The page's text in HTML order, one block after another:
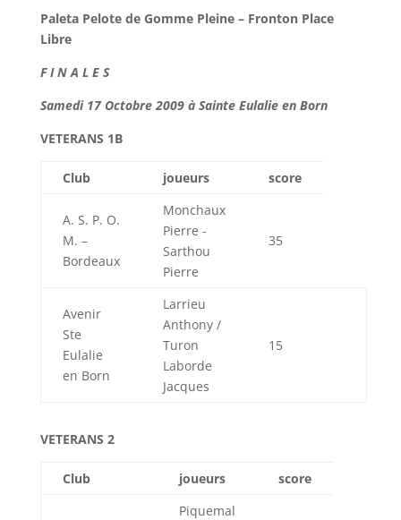
Paleta Pelote de Gomme Pleine – Fronton Place
Libre
F I N A L E S
Samedi 17 Octobre 2009 à Sainte Eulalie en Born
VETERANS 1B
Club joueurs score
A. S. P. O.
M. –
Bordeaux
Monchaux
Pierre -
Sarthou
Pierre
35
Avenir
Ste
Eulalie
en Born
Larrieu
Anthony /
Turon
Laborde
Jacques
15
VETERANS 2
Club joueurs score
Piquemal